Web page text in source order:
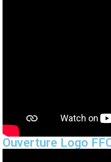
Ouverture Logo